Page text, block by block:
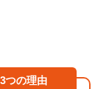
つの理由